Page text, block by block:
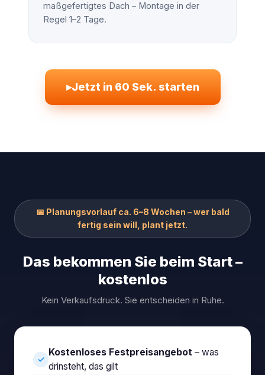
maßgefertigtes Dach – Montage in der
Regel 1–2 Tage.
▸Jetzt in 60 Sek. starten
📅 Planungsvorlauf ca. 6–8 Wochen – wer bald
fertig sein will, plant jetzt.
Das bekommen Sie beim Start –
kostenlos
Kein Verkaufsdruck. Sie entscheiden in Ruhe.
✓
Kostenloses Festpreisangebot – was
drinsteht, das gilt